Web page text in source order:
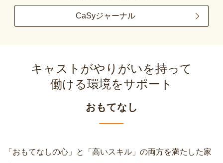
CaSyジャーナル
キャストがやりがいを持って
働ける環境をサポート
おもてなし
「おもてなしの心」と「高いスキル」の両方を満たした家